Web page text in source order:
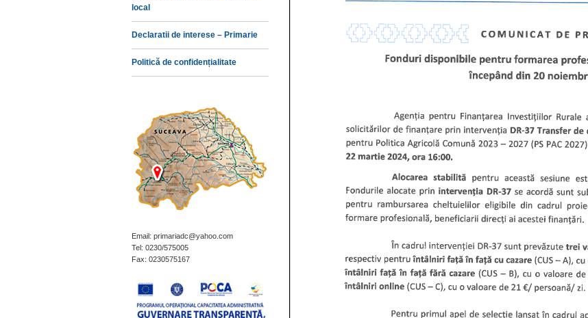
local
Declaratii de interese – Primarie
Politică de confidențialitate
Email: primariadc@yahoo.com
Tel: 0230/575005
Fax: 0230575167